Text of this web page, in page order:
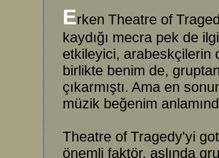
Erken Theatre of
kaydığı mecra pek de
etkileyici, arabeskçilerin
birlikte benim de,
çıkarmıştı. Ama en
müzik beğenim
Theatre of Tragedy'yi
önemli faktör, aslında